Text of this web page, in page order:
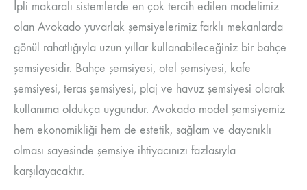
İpli makaralı sistemlerde en çok tercih edilen modelimiz
olan Avokado yuvarlak şemsiyelerimiz farklı mekanlarda
gönül rahatlığıyla uzun yıllar kullanabileceğiniz bir bahçe
şemsiyesidir. Bahçe şemsiyesi, otel şemsiyesi, kafe
şemsiyesi, teras şemsiyesi, plaj ve havuz şemsiyesi olarak
kullanıma oldukça uygundur. Avokado model şemsiyemiz
hem ekonomikliği hem de estetik, sağlam ve dayanıklı
olması sayesinde şemsiye ihtiyacınızı fazlasıyla
karşılayacaktır.